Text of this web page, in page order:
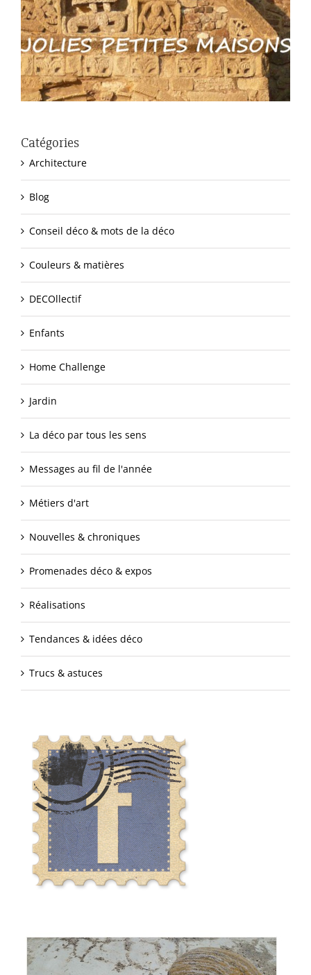
Catégories
Architecture
Blog
Conseil déco & mots de la déco
Couleurs & matières
DECOllectif
Enfants
Home Challenge
Jardin
La déco par tous les sens
Messages au fil de l'année
Métiers d'art
Nouvelles & chroniques
Promenades déco & expos
Réalisations
Tendances & idées déco
Trucs & astuces